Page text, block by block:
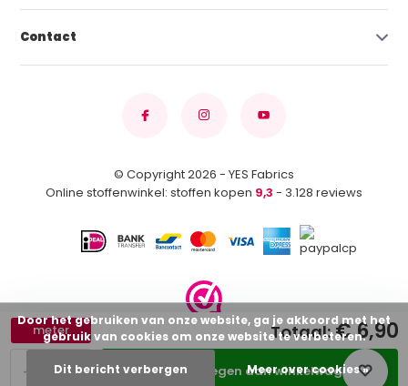
+
-
meter
Toevoegen aan winkelwagen
Totaal:€ 6,90
Contact
© Copyright 2026 - YES Fabrics
Online stoffenwinkel: stoffen kopen 9,3 - 3.128 reviews
Door het gebruiken van onze website, ga je akkoord met het
gebruik van cookies om onze website te verbeteren.
Dit bericht verbergen Meer over cookies »